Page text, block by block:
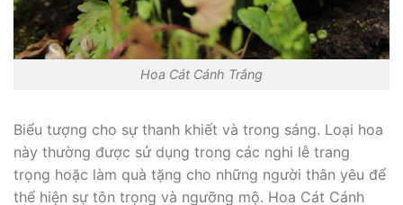
Hoa Cát Cánh Trắng
Biểu tượng cho sự thanh khiết và trong sáng. Loại hoa
này thường được sử dụng trong các nghi lễ trang
trọng hoặc làm quà tặng cho những người thân yêu để
thể hiện sự tôn trọng và ngưỡng mộ. Hoa Cát Cánh